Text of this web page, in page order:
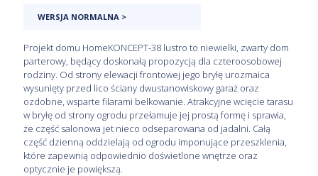
WERSJA NORMALNA >
Projekt domu HomeKONCEPT-38 lustro to niewielki, zwarty dom
parterowy, będący doskonałą propozycją dla czteroosobowej
rodziny. Od strony elewacji frontowej jego bryłę urozmaica
wysunięty przed lico ściany dwustanowiskowy garaż oraz
ozdobne, wsparte filarami belkowanie. Atrakcyjne wcięcie tarasu
w bryłę od strony ogrodu przełamuje jej prostą formę i sprawia,
że część salonowa jet nieco odseparowana od jadalni. Całą
część dzienną oddzielają od ogrodu imponujące przeszklenia,
które zapewnią odpowiednio doświetlone wnętrze oraz
optycznie je powiększą.